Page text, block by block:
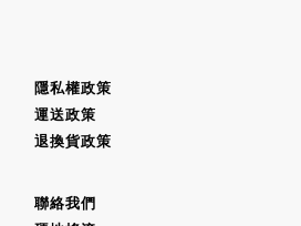
隱私權政策
運送政策
退換貨政策
聯絡我們